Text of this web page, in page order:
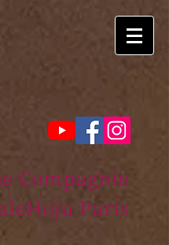
Compagnie
Paris